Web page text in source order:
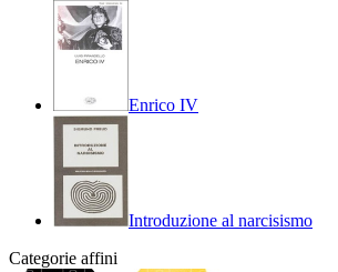
Enrico IV
Introduzione al narcisismo
Categorie affini